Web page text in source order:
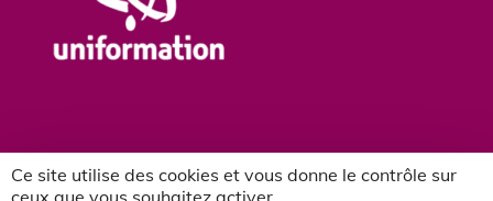
Ce site utilise des cookies et vous donne le contrôle sur
ceux que vous souhaitez activer